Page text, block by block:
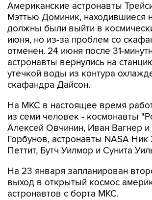
Американские астронавты
Мэттью Доминик, находившиеся
должны были выйти в
июня, но из-за проблем со
отменен. 24 июня после 31-
астронавты вернулись на
утечкой воды из контура
скафандра Дайсон.
На МКС в настоящее время
из семи человек - космонавты
Алексей Овчинин, Иван Вагнер
Горбунов, астронавты NASA
Петтит, Бутч Уилмор и Сунита
На 23 января запланирован
выход в открытый космос
астронавтов с борта МКС.